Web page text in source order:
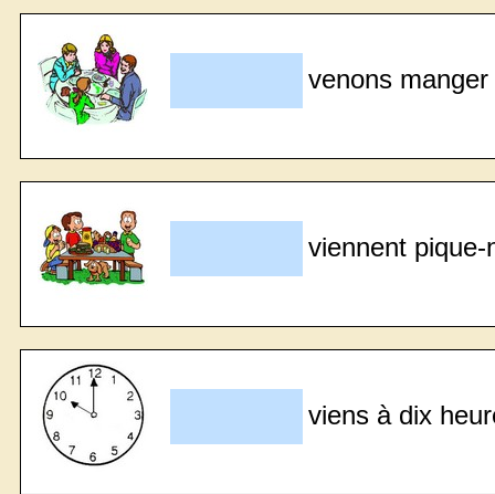
venons
viennent pique-
viens à dix